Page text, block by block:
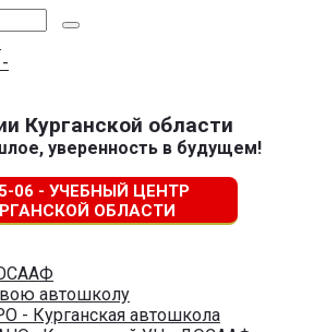
Курганской области
уверенность в будущем!
06 - УЧЕБНЫЙ ЦЕНТР
ОБЛАСТИ
автошколу
- Курганская автошкола